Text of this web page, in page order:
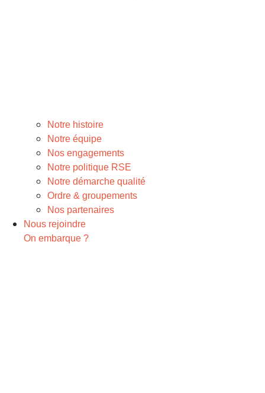
Notre histoire
Notre équipe
Nos engagements
Notre politique RSE
Notre démarche qualité
Ordre & groupements
Nos partenaires
Nous rejoindre
On embarque ?